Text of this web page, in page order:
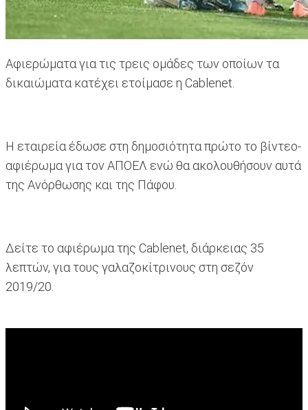
Αφιερώματα για τις τρεις ομάδες των οποίων τα
δικαιώματα κατέχει ετοίμασε η Cablenet.
Η εταιρεία έδωσε στη δημοσιότητα πρώτο το βίντεο-
αφιέρωμα για τον ΑΠΟΕΛ ενώ θα ακολουθήσουν αυτά
της Ανόρθωσης και της Πάφου.
Δείτε το αφιέρωμα της Cablenet, διάρκειας 35
λεπτών, για τους γαλαζοκίτρινους στη σεζόν
2019/20.